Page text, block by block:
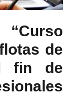
de
fin de